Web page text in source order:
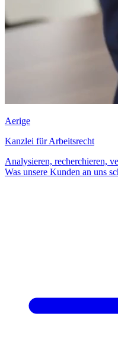
Aerige
Kanzlei für Arbeitsrecht
Analysieren, recherchieren,
Was unsere Kunden an uns